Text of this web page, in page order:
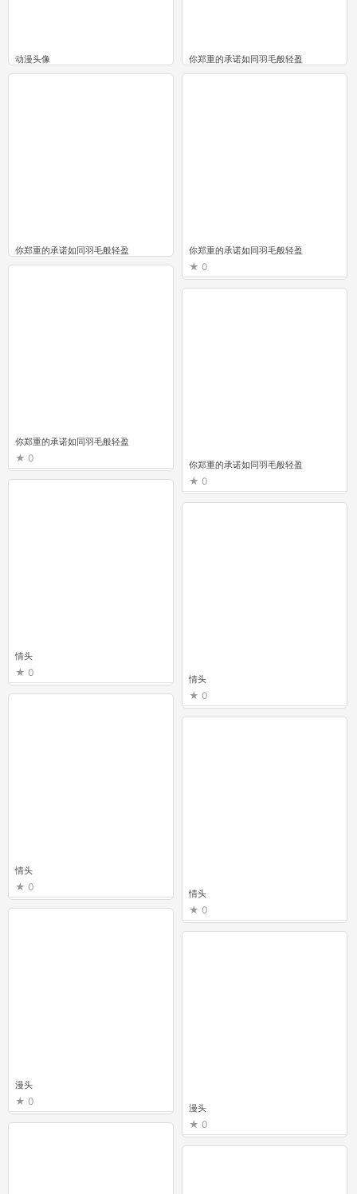
你郑重的承诺如同羽毛般轻盈
0
你郑重的承诺如同羽毛般轻盈
0
你郑重的承诺如同羽毛般轻盈
0
你郑重的承诺如同羽毛般轻盈
0
情头
0
情头
0
漫头
0
情头
0
情头
0
漫头
0
你郑重的承诺如同羽毛般轻盈
0
动漫头像
0